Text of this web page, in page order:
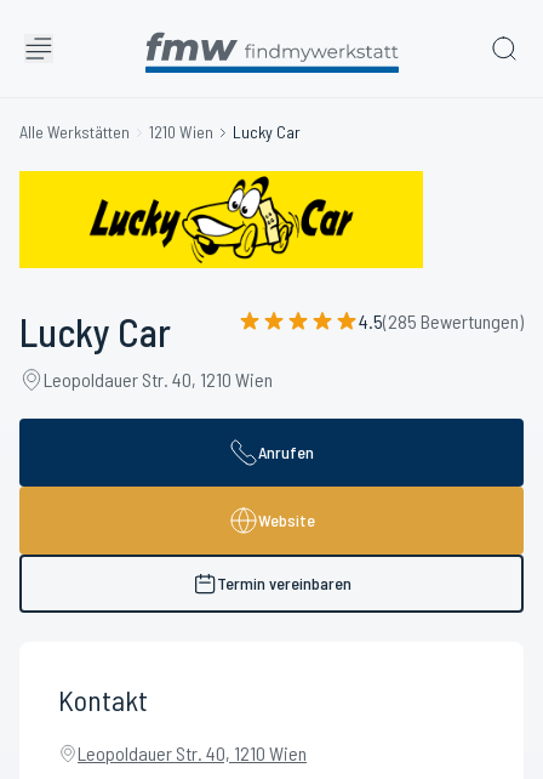
Alle Werkstätten 1210 Wien Lucky Car
Lucky Car 4.5(285 Bewertungen)
Leopoldauer Str. 40, 1210 Wien
Anrufen
Website
Termin vereinbaren
Kontakt
Leopoldauer Str. 40, 1210 Wien